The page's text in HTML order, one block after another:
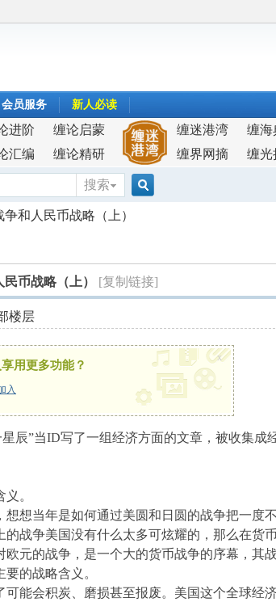
会员服务 新人必读
进阶
缠论启蒙
汇编
缠论精研
缠迷港湾
缠海
缠界网摘
缠光
搜索
索
争和人民币战略（上）
币战略（上） [复制链接]
楼层
用更多功能？
入
x
辰”当ID写了一组经济方面的文章，被收集成
。
想当年是如何通过美圆和日圆的战争把一度
战争美国没有什么太多可炫耀的，那么在货
元的战争，是一个大的货币战争的序幕，其
的战略含义。
能会积炭、磨损甚至报废。美国这个全球经